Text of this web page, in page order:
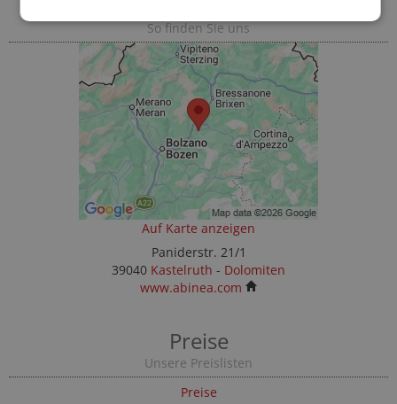
So finden Sie uns
Auf Karte anzeigen
Paniderstr. 21/1
39040 Kastelruth - Dolomiten
www.abinea.com
Preise
Unsere Preislisten
Preise